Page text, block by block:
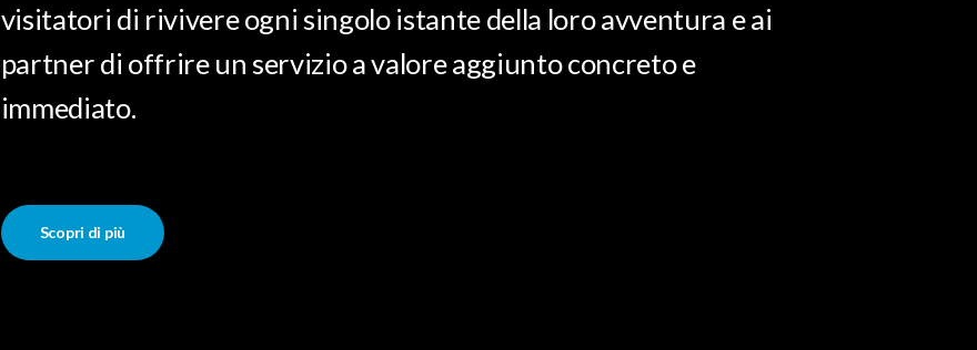
visitatori di rivivere ogni singolo istante della loro avventura e ai
partner di offrire un servizio a valore aggiunto concreto e
immediato.
Scopri di più